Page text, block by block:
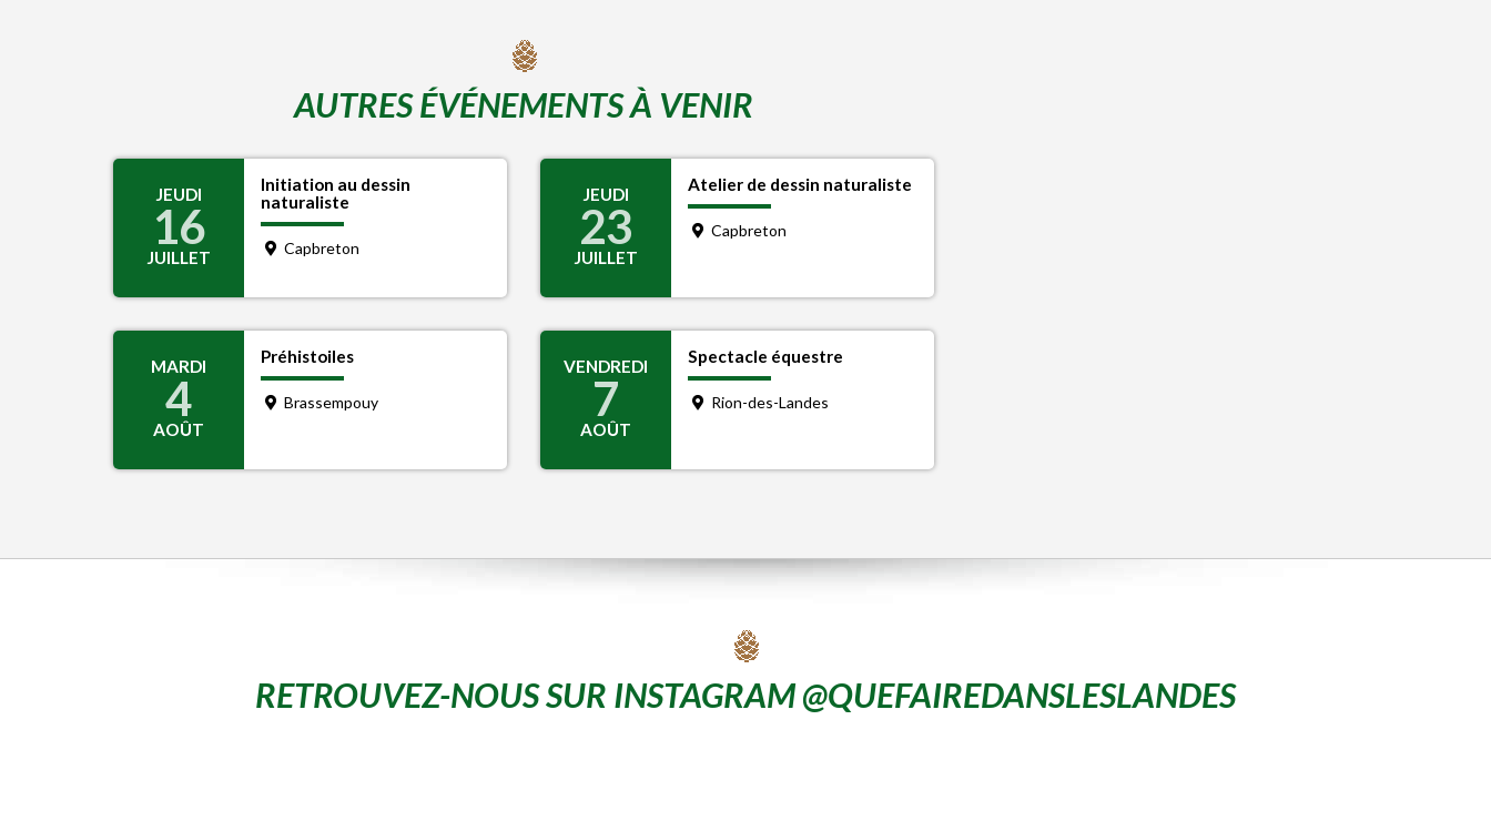
AUTRES ÉVÉNEMENTS À VENIR
JEUDI
16
JUILLET
Initiation au dessin
naturaliste
Capbreton
JEUDI
23
JUILLET
Atelier de dessin naturaliste
Capbreton
MARDI
4
AOÛT
Préhistoiles
Brassempouy
VENDREDI
7
AOÛT
Spectacle équestre
Rion-des-Landes
RETROUVEZ-NOUS SUR INSTAGRAM @QUEFAIREDANSLESLANDES